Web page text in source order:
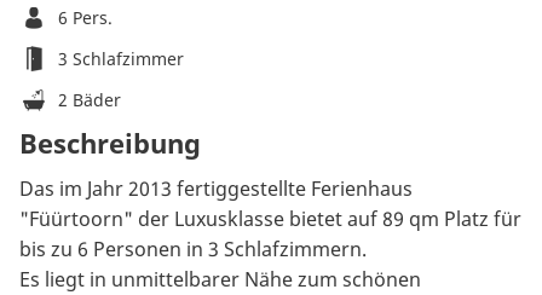
6 Pers.
3 Schlafzimmer
2 Bäder
Beschreibung
Das im Jahr 2013 fertiggestellte Ferienhaus
"Füürtoorn" der Luxusklasse bietet auf 89 qm Platz für
bis zu 6 Personen in 3 Schlafzimmern.
Es liegt in unmittelbarer Nähe zum schönen